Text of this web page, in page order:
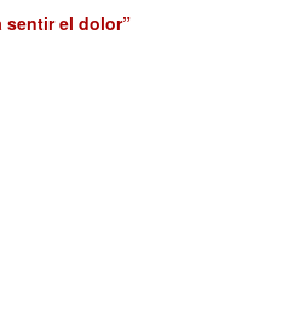
sentir el dolor”